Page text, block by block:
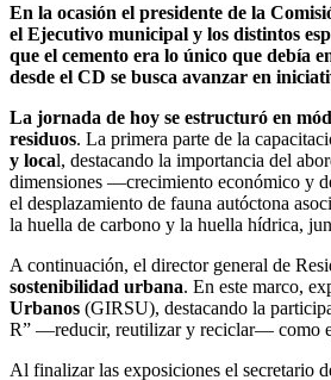
En la ocasión el presidente de la
el Ejecutivo municipal y los distintos
que el cemento era lo único que debía
desde el CD se busca avanzar en
La jornada de hoy se estructuró en
residuos. La primera parte de la
y local, destacando la importancia del
dimensiones —crecimiento económico y
el desplazamiento de fauna autóctona
la huella de carbono y la huella hídrica,
A continuación, el director general de
sostenibilidad urbana. En este marco,
Urbanos (GIRSU), destacando la
R” —reducir, reutilizar y reciclar— como
Al finalizar las exposiciones el secretario